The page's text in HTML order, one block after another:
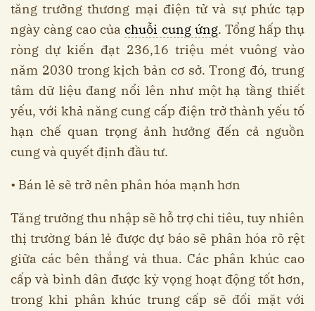
tăng trưởng thương mại điện tử và sự phức tạp
ngày càng cao củachuỗi cung ứng. Tổng hấp thụ
ròng dự kiến đạt 236,16 triệu mét vuông vào
năm 2030 trong kịch bản cơ sở. Trong đó, trung
tâm dữ liệu đang nổi lên như một hạ tầng thiết
yếu, với khả năng cung cấp điện trở thành yếu tố
hạn chế quan trọng ảnh hưởng đến cả nguồn
cung và quyết định đầu tư.
• Bán lẻ sẽ trở nên phân hóa mạnh hơn
Tăng trưởng thu nhập sẽ hỗ trợ chi tiêu, tuy nhiên
thị trường bán lẻ được dự báo sẽ phân hóa rõ rệt
giữa các bên thắng và thua. Các phân khúc cao
cấp và bình dân được kỳ vọng hoạt động tốt hơn,
trong khi phân khúc trung cấp sẽ đối mặt với